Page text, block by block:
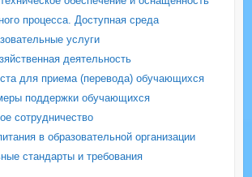
процесса. Доступная среда
услуги
деятельность
для приема (перевода) обучающихся
поддержки обучающихся
сотрудничество
в образовательной организации
стандарты и требования